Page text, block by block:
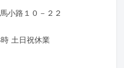
小路１０－２２
時 土日祝休業